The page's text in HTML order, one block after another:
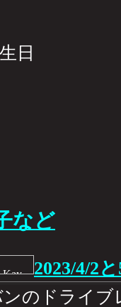
日
など
2023/4/2
のドライ